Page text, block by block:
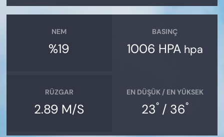
NEM
%19
BASINÇ
1006 HPA hpa
RÜZGAR
2.89 M/S
EN DÜŞÜK / EN YÜKSEK
23°/ 36°